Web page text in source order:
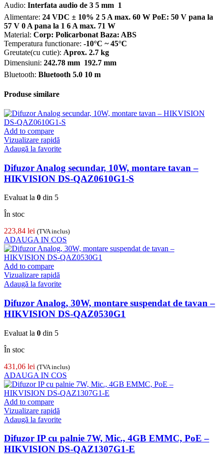
Audio: Interfata audio de 3 5 mm  1
Alimentare: 24 VDC ± 10% 2 5 A max. 60 W PoE: 50 V pana la
57 V 0 A pana la 1 6 A max. 71 W
Material: Corp: Policarbonat Baza: ABS
Temperatura functionare: -10°C ~ 45°C
Greutate(cu cutie): Aprox. 2.7 kg
Dimensiuni: 242.78 mm  192.7 mm
Bluetooth: Bluetooth 5.0 10 m
Produse similare
Add to compare
Vizualizare rapidă
Adaugă la favorite
Difuzor Analog secundar, 10W, montare tavan –
HIKVISION DS-QAZ0610G1-S
Evaluat la 0 din 5
În stoc
223,84 lei (TVA inclus)
ADAUGA IN COS
Add to compare
Vizualizare rapidă
Adaugă la favorite
Difuzor Analog, 30W, montare suspendat de tavan –
HIKVISION DS-QAZ0530G1
Evaluat la 0 din 5
În stoc
431,06 lei (TVA inclus)
ADAUGA IN COS
Add to compare
Vizualizare rapidă
Adaugă la favorite
Difuzor IP cu palnie 7W, Mic., 4GB EMMC, PoE –
HIKVISION DS-QAZ1307G1-E